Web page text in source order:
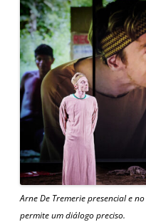
Arne De Tremerie presencial e
permite um diálogo preciso.